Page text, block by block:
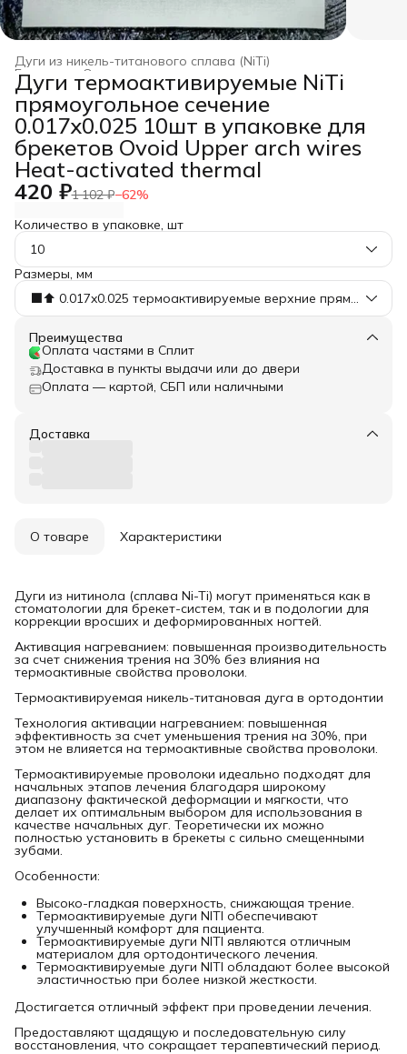
Дуги из никель-титанового сплава (NiTi)
Ортодонтические дуги
Главная
Дуги термоактивируемые NiTi
прямоугольное сечение
0.017x0.025 10шт в упаковке для
брекетов Ovoid Upper arch wires
Heat-activated thermal
420 ₽1 102 ₽−62%
Количество в упаковке, шт
10
Размеры, мм
⬛️⬆️ 0.017x0.025 термоактивируемые верхние прямоугольные Ovoid
Преимущества
Оплата частями в Сплит
Доставка в пункты выдачи или до двери
Оплата — картой, СБП или наличными
Доставка
О товаре Характеристики
Дуги из нитинола (сплава Ni-Ti) могут применяться как в
стоматологии для брекет-систем, так и в подологии для
коррекции вросших и деформированных ногтей.
Активация нагреванием: повышенная производительность
за счет снижения трения на 30% без влияния на
термоактивные свойства проволоки.
Термоактивируемая никель-титановая дуга в ортодонтии
Технология активации нагреванием: повышенная
эффективность за счет уменьшения трения на 30%, при
этом не влияется на термоактивные свойства проволоки.
Термоактивируемые проволоки идеально подходят для
начальных этапов лечения благодаря широкому
диапазону фактической деформации и мягкости, что
делает их оптимальным выбором для использования в
качестве начальных дуг. Теоретически их можно
полностью установить в брекеты с сильно смещенными
зубами.
Особенности:
Высоко-гладкая поверхность, снижающая трение.
Термоактивируемые дуги NITI обеспечивают
улучшенный комфорт для пациента.
Термоактивируемые дуги NITI являются отличным
материалом для ортодонтического лечения.
Термоактивируемые дуги NITI обладают более высокой
эластичностью при более низкой жесткости.
Достигается отличный эффект при проведении лечения.
Предоставляют щадящую и последовательную силу
восстановления, что сокращает терапевтический период.